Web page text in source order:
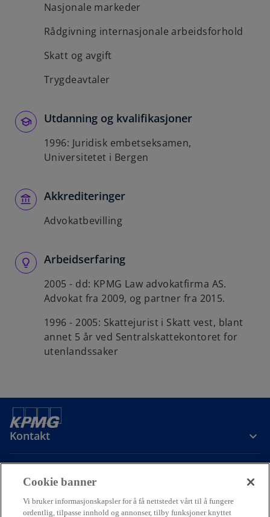
Nasjonale markeder
Rådgivning internasjonale arbeidsforhold
Skatt og avgift
Trygdeavtaler
Utdanning og kvalifikasjoner
1996: Juridisk embetseksamen,
Universitetet i Bergen
Akkrediteringer
Advokatbevilling
Arbeidserfaring
2005 - dd: KPMG Law advokatfirma AS.
Advokat fra 2009, og partner fra 2015.
1996 - 2005: Skattejurist i Skatt vest, blant
annet 5 år ved Sentralskattekontoret for
utenlandssaker
Kontakt
Om oss
Cookie banner
Vi bruker informasjonskapsler for å få nettstedet vårt til å fungere
ordentlig, tilpasse innhold og annonser, tilby funksjoner knyttet